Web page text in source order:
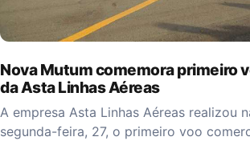
Nova Mutum comemora primeiro
da Asta Linhas Aéreas
A empresa Asta Linhas Aéreas realizou
segunda-feira, 27, o primeiro voo